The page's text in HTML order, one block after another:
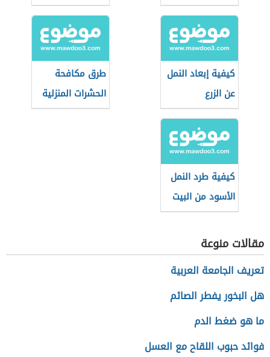
كيفية إبعاد النمل
عن الزرع
طرق مكافحة
الحشرات المنزلية
دون مبيدات
كيفية طرد النمل
الأسود من البيت
مقالات منوعة
تعريف الجامعة العربية
هل البخور يفطر الصائم
ما هو ضغط الدم
فوائد حبوب اللقاح مع العسل